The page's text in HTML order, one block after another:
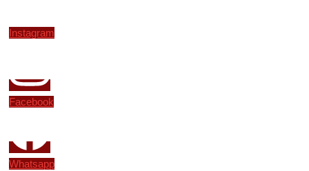
Instagram
Facebook
Whatsapp